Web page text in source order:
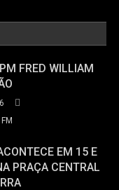
FRED WILLIAM
EM 15 E
PRAÇA CENTRAL